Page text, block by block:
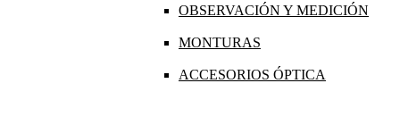
OBSERVACIÓN Y MEDICIÓN
MONTURAS
ACCESORIOS ÓPTICA